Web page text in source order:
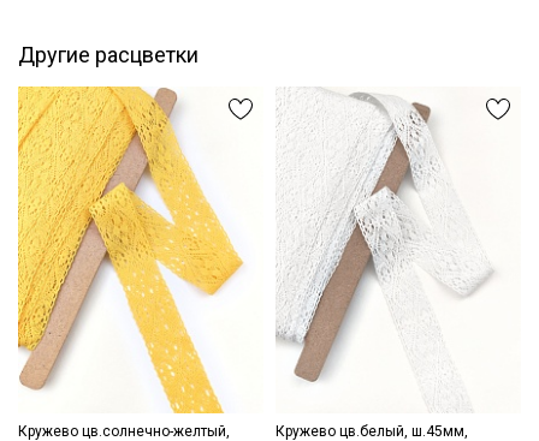
Цветопередача может отличаться от оригинального цвета в
зависимости от настроек вашего монитора.
Другие расцветки
Кружево цв.солнечно-желтый,
Кружево цв.белый, ш.45мм,
Мы публикуем здесь дополнительные
промокоды и скидки до 30% на узкие
категории тканей
Электронная почта
Подписаться
Ознакомлен(а) сПолитикой обработки персональных
и даюСогласие на обработку персональных